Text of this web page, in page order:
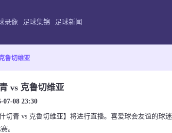
录像 足球集锦 足球新闻
鲁切维亚
vs 克鲁切维亚
07-08 23:30
切青 vs 克鲁切维亚】将进行直播。喜爱球会友谊的球迷
。